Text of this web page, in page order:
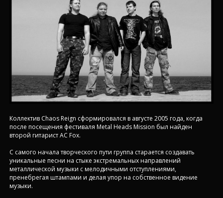
Коллектив Chaos Reign сформировался в августе 2005 года, когда
после посещения фестиваля Metal Heads Mission был найден
второй гитарист AC Fox.
С самого начала творческого пути группа старается создавать
уникальные песни на стыке экстремальных направлений
металлической музыки с мелодичными отступлениями,
пренебрегая штампами и делая упор на собственное видение
музыки.